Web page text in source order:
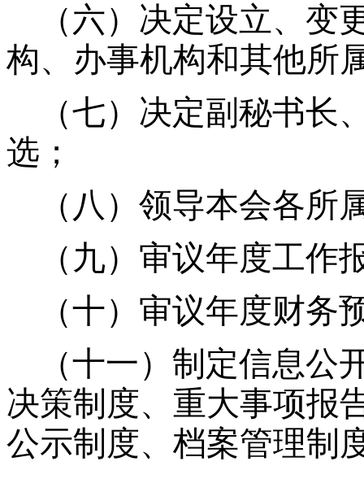
（六）决定设立、变
构、办事机构和其他所
（七）决定副秘书长
选；
（八）领导本会各所
（九）审议年度工作
（十）审议年度财务
（十一）制定信息公
决策制度、重大事项报
公示制度、档案管理制